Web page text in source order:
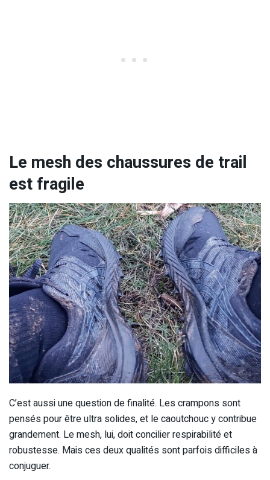
Le mesh des chaussures de trail
est fragile
C’est aussi une question de finalité. Les crampons sont
pensés pour être ultra solides, et le caoutchouc y contribue
grandement. Le mesh, lui, doit concilier respirabilité et
robustesse. Mais ces deux qualités sont parfois difficiles à
conjuguer.